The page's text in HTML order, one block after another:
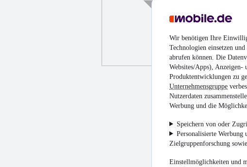
Wir benötigen Ihre
Technologien einsetzen
abrufen können. Die
Websites/Apps), Anzeigen-
Produktentwicklungen zu
Unternehmensgruppe
Nutzerdaten
Werbung und die
Speichern von oder
Personalisierte Werbung
Zielgruppenforschung
Einstellmöglichkeiten und